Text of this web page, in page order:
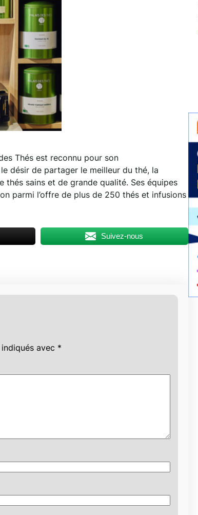
Thés est reconnu pour son
désir de partager le meilleur du thé, la
thés sains et de grande qualité. Ses équipes
parmi l’offre de plus de 250 thés et infusions
Suivez-nous
avec *